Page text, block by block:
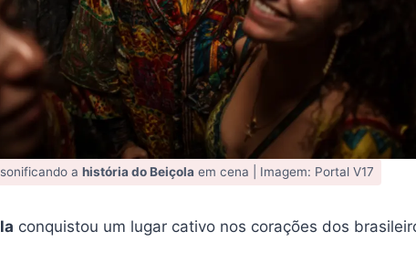
a história do Beiçola em cena | Imagem: Portal V17
conquistou um lugar cativo nos corações dos